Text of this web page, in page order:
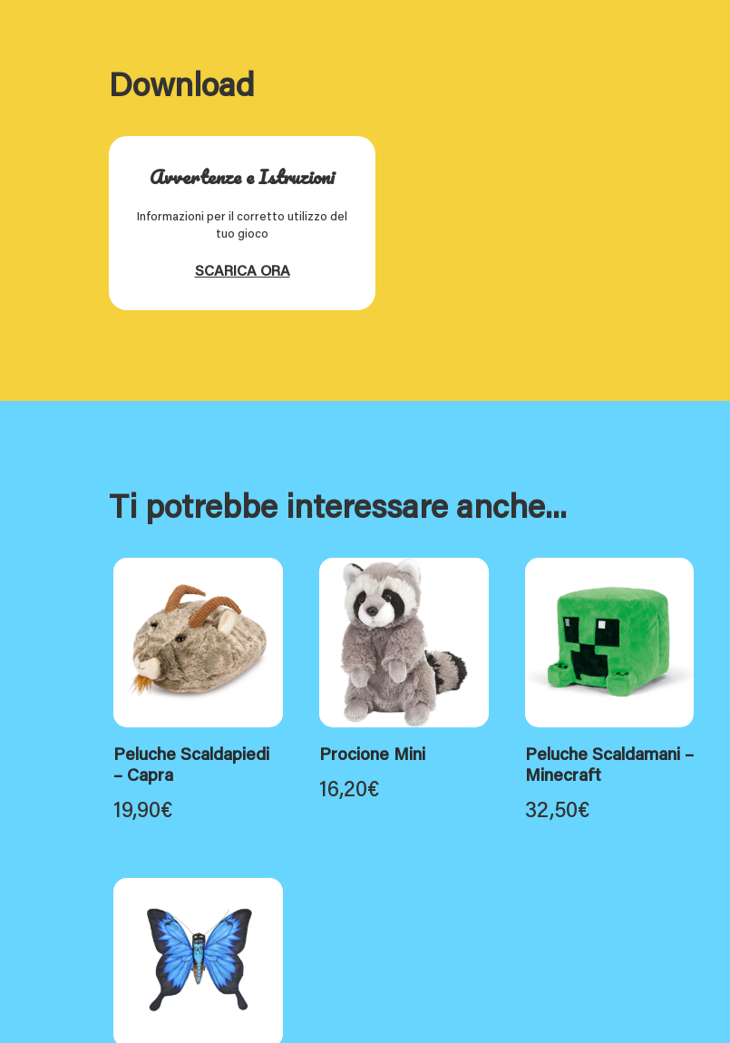
Download
Avvertenze e Istruzioni
Informazioni per il corretto utilizzo del
tuo gioco
SCARICA ORA
Ti potrebbe interessare anche...
Peluche Scaldapiedi
– Capra
19,90€
Procione Mini
16,20€
Peluche Scaldamani –
Minecraft
32,50€